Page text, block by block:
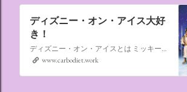
ディズニー・オン・アイス大好
き！
ディズニー・オン・アイスとは ミッキーマウスやミニーマウスをはじめ、たくさんのディズニーキャラクターが登場し、世代を超えて愛され続けている、氷の上のミュージカルショーです。
www.carbodiet.work